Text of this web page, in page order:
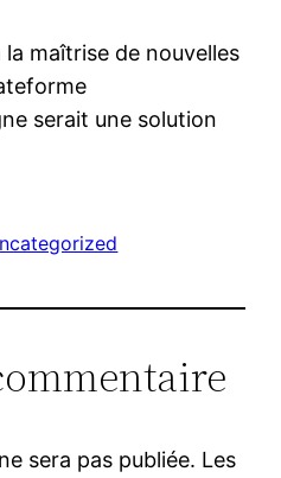
maîtrise de nouvelles
serait une solution
sera pas publiée. Les